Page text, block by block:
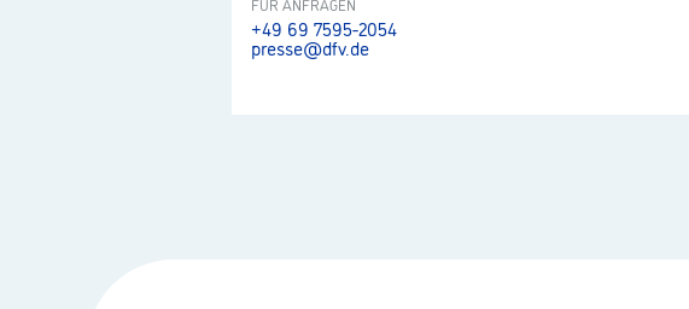
FÜR ANFRAGEN
+49 69 7595-2054
presse@dfv.de